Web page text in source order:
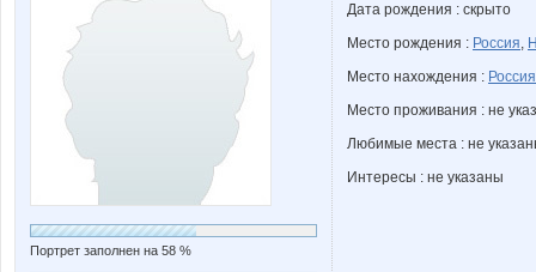
Портрет заполнен на 58 %
Дата рождения : скрыто
Место рождения : Россия,
Место нахождения : Россия
Место проживания : не
Любимые места : не
Интересы : не указаны